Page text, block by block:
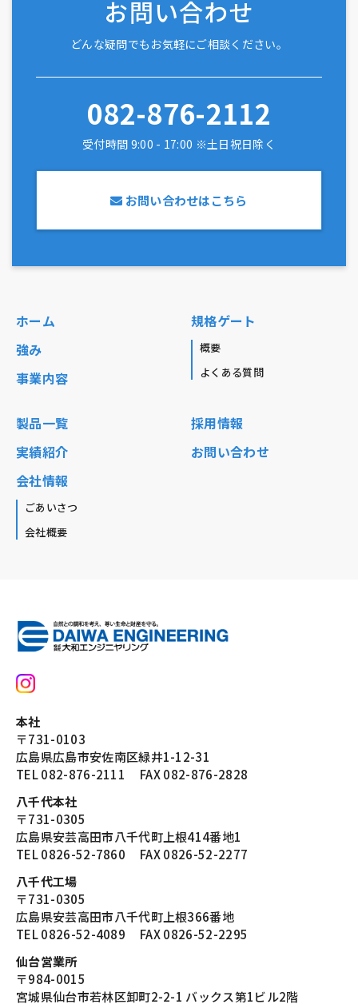
お問い合わせ
どんな疑問でもお気軽にご相談ください。
082-876-2112
受付時間 9:00 - 17:00 ※土日祝日除く
お問い合わせはこちら
ホーム
強み
事業内容
規格ゲート
概要
よくある質問
製品一覧
実績紹介
会社情報
ごあいさつ
会社概要
採用情報
お問い合わせ
本社
〒731-0103
広島県広島市安佐南区緑井1-12-31
TEL082-876-2111
FAX 082-876-2828
八千代本社
〒731-0305
広島県安芸高田市八千代町上根414番地1
TEL0826-52-7860
FAX 0826-52-2277
八千代工場
〒731-0305
広島県安芸高田市八千代町上根366番地
TEL0826-52-4089
FAX 0826-52-2295
仙台営業所
〒984-0015
宮城県仙台市若林区卸町2-2-1 バックス第1ビル2階